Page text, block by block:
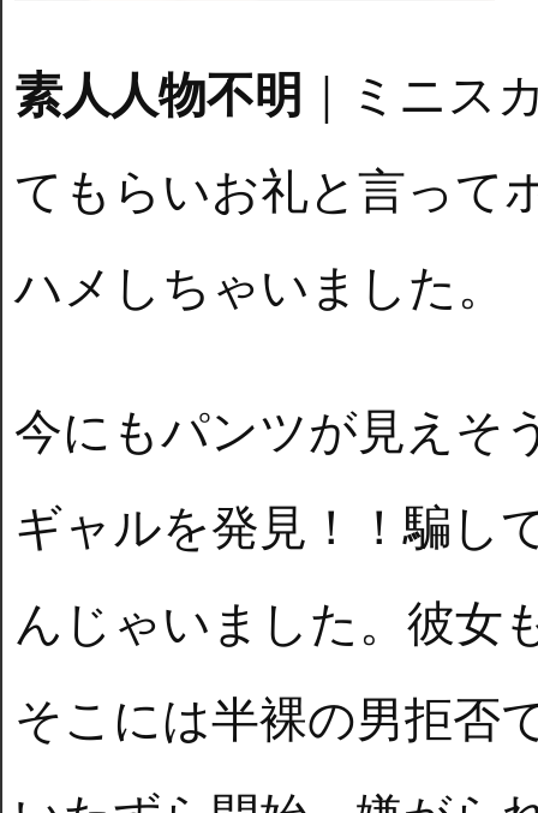
素人人物不明
｜ミニス
てもらいお礼と言って
ハメしちゃいました。
今にもパンツが見えそ
ギャルを発見！！騙し
んじゃいました。彼女
そこには半裸の男拒否